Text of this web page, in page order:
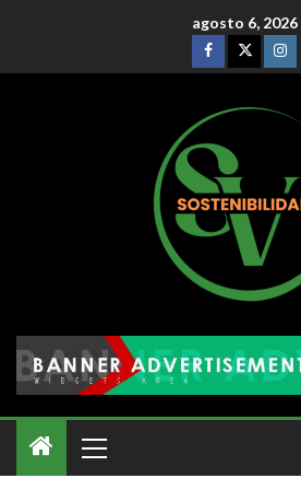
agosto 6, 2026